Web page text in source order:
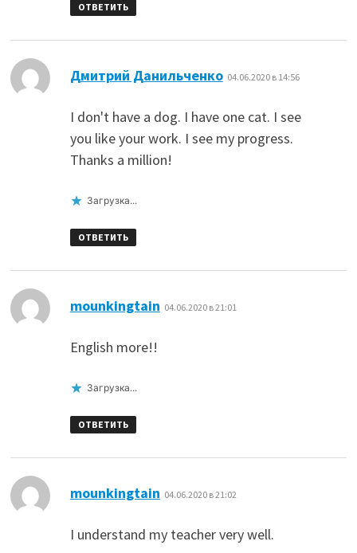
ОТВЕТИТЬ
Дмитрий Данильченко: 04.06.2020 в 14:56
I don't have a dog. I have one cat. I see
you like your work. I see my progress.
Thanks a million!
Загрузка...
ОТВЕТИТЬ
mounkingtain 04.06.2020 в 21:01
English more!!
Загрузка...
ОТВЕТИТЬ
mounkingtain 04.06.2020 в 21:02
I understand my teacher very well.